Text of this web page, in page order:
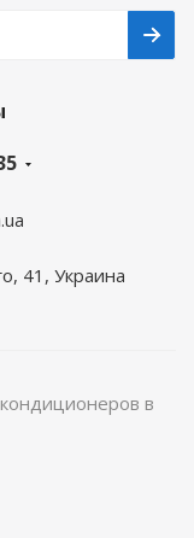
41, Украина
в